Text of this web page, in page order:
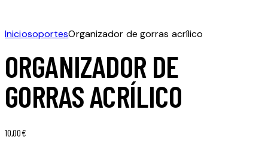
IniciosoportesOrganizador de gorras acrílico
ORGANIZADOR DE
GORRAS ACRÍLICO
10,00€